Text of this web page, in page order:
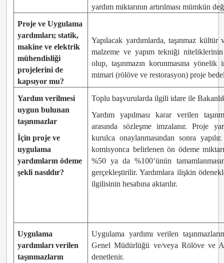
yardım miktarının artırılması mümkün
Proje ve Uygulama
yardımları; statik,
makine ve elektrik
mühendisliği
projelerini de
kapsıyor mu?
Yapılacak yardımlarda, taşınmaz kültür
malzeme ve yapım tekniği niteliklerinin
olup, taşınmazın korunmasına
mimari (rölöve ve restorasyon) proje
Yardım verilmesi
uygun bulunan
taşınmazlar
İçin proje ve
uygulama
yardımların ödeme
şekli nasıldır?
Toplu başvurularda ilgili idare ile
Yardım yapılması karar verilen
arasında sözleşme imzalanır. Proje
kurulca onaylanmasından sonra
komisyonca belirlenen ön ödeme
%50 ya da %100’ünün
gerçekleştirilir. Yardımlara ilişkin
ilgilisinin hesabına aktarılır.
Uygulama
yardımları verilen
taşınmazların
Uygulama yardımı verilen
Genel Müdürlüğü ve/veya Rölöve ve
denetlenir.